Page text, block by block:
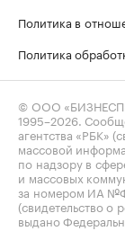
Политика в
Политика
© ООО
1995–2026.
агентства «РБК»
массовой
по надзору в
и массовых
за номером ИА
(свидетельство о
выдано